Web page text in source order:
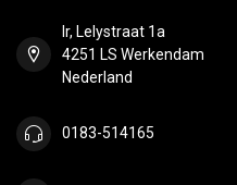
Ir, Lelystraat 1a
4251 LS Werkendam
Nederland
0183-514165